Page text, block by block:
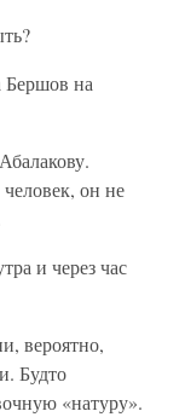
на
он не
и через час
вероятно,
Будто
«натуру».